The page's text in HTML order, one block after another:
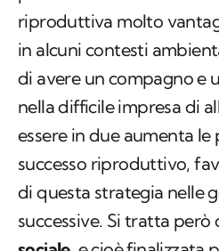
di avere un compagno e
nella difficile impresa di
essere in due aumenta
successo riproduttivo,
di questa strategia nelle
successive. Si tratta però
sociale , e cioè finalizzata
preservazione dei
vista riproduttivo non è